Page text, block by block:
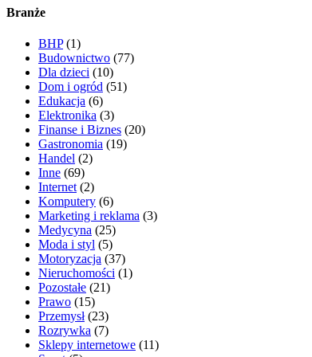
Branże
BHP(1)
Budownictwo (77)
Dla dzieci (10)
Dom i ogród (51)
Edukacja (6)
Elektronika (3)
Finanse i Biznes (20)
Gastronomia (19)
Handel (2)
Inne (69)
Internet (2)
Komputery (6)
Marketing i reklama (3)
Medycyna (25)
Moda i styl (5)
Motoryzacja (37)
Nieruchomości (1)
Pozostałe (21)
Prawo (15)
Przemysł(23)
Rozrywka (7)
Sklepy internetowe (11)